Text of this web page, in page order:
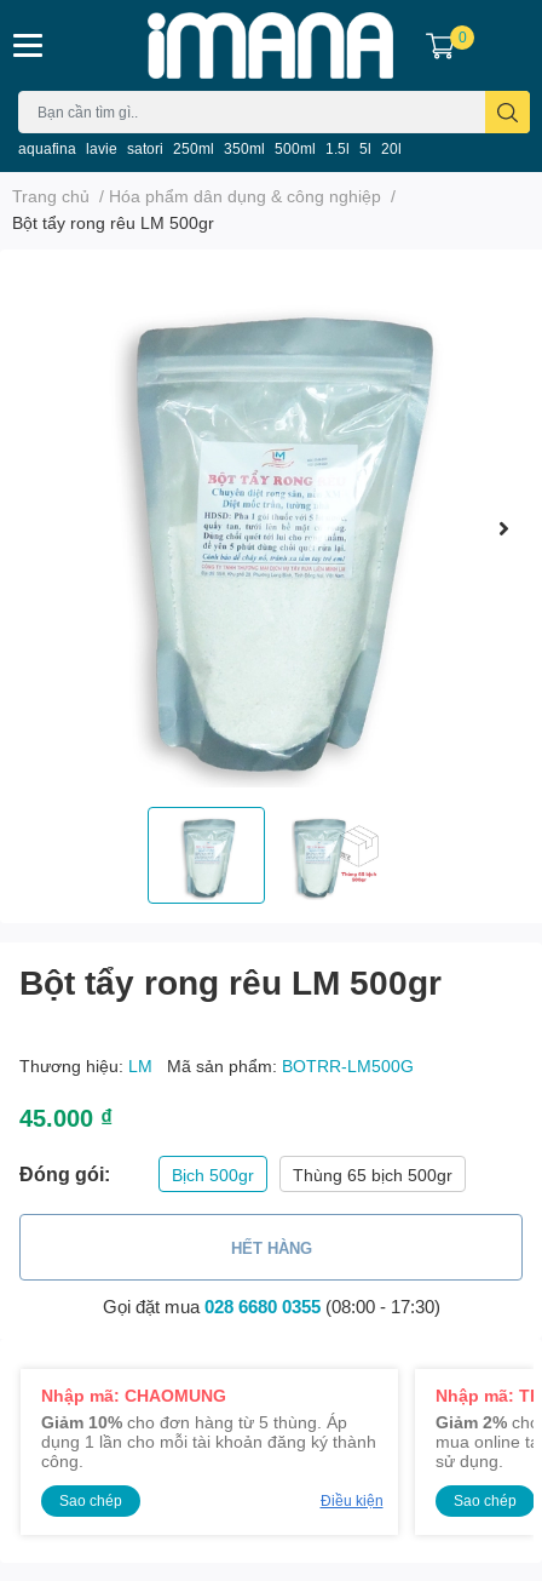
aquafina lavie satori 250ml 350ml 500ml 1.5l 5l 20l
0
Trang chủ / Hóa phẩm dân dụng & công nghiệp /
Bột tẩy rong rêu LM 500gr
Bột tẩy rong rêu LM 500gr
Thương hiệu: LM Mã sản phẩm: BOTRR-LM500G
45.000 ₫
Đóng gói: Bịch 500gr Thùng 65 bịch 500gr
HẾT HÀNG
Gọi đặt mua 028 6680 0355(08:00 - 17:30)
Nhập mã: CHAOMUNG
Giảm 10% cho đơn hàng từ 5 thùng. Áp
dụng 1 lần cho mỗi tài khoản đăng ký thành
công.
Sao chép Điều kiện
Nhập mã:
Giảm 2%cho
mua online
sử dụng.
Sao chép